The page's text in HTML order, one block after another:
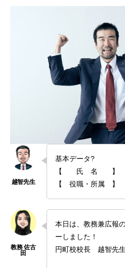
基本データ?
【 氏 名 】 越
【 役職・所属 】
本日は、教務兼広報
ーしました！
円町校校長 越智先生